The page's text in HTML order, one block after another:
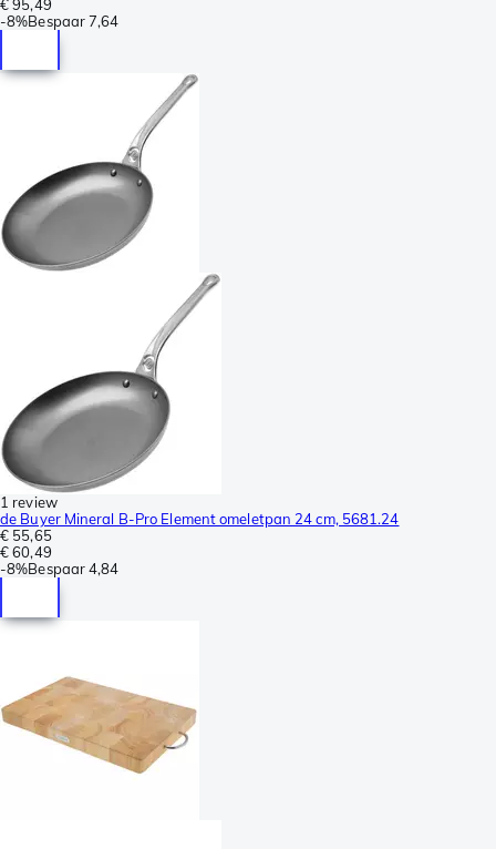
€ 95,49
-8%Bespaar7,64
1 review
de Buyer Mineral B-Pro Element omeletpan 24 cm, 5681.24
€ 55,65
€ 60,49
-8%Bespaar4,84